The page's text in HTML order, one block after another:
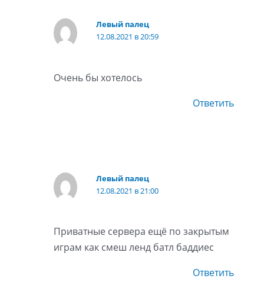
Левый палец
12.08.2021 в 20:59
Очень бы хотелось
Ответить
Левый палец
12.08.2021 в 21:00
Приватные сервера ещё по закрытым
играм как смеш ленд батл баддиес
Ответить